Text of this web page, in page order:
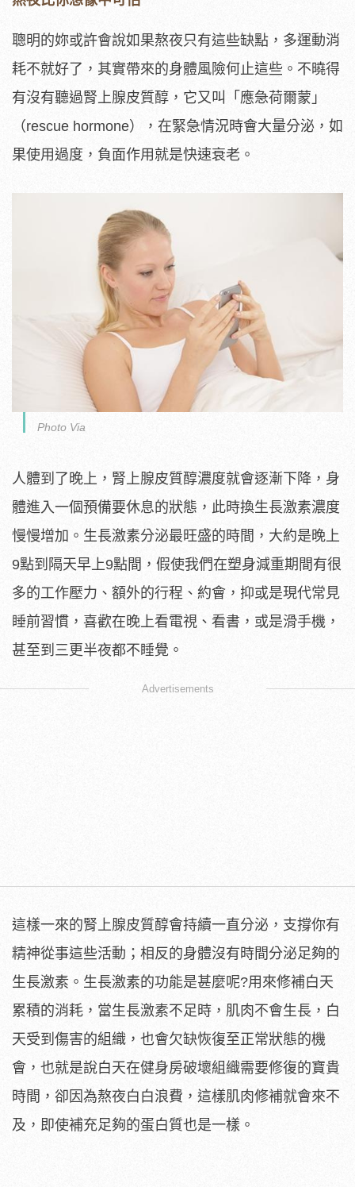
聰明的妳或許會說如果熬夜只有這些缺點，多運動消
耗不就好了，其實帶來的身體風險何止這些。不曉得
有沒有聽過腎上腺皮質醇，它又叫「應急荷爾蒙」
（rescue hormone），在緊急情況時會大量分泌，如
果使用過度，負面作用就是快速衰老。
Photo Via
人體到了晚上，腎上腺皮質醇濃度就會逐漸下降，身
體進入一個預備要休息的狀態，此時換生長激素濃度
慢慢增加。生長激素分泌最旺盛的時間，大約是晚上
9點到隔天早上9點間，假使我們在塑身減重期間有很
多的工作壓力、額外的行程、約會，抑或是現代常見
睡前習慣，喜歡在晚上看電視、看書，或是滑手機，
甚至到三更半夜都不睡覺。
Advertisements
這樣一來的腎上腺皮質醇會持續一直分泌，支撐你有
精神從事這些活動；相反的身體沒有時間分泌足夠的
生長激素。生長激素的功能是甚麼呢?用來修補白天
累積的消耗，當生長激素不足時，肌肉不會生長，白
天受到傷害的組織，也會欠缺恢復至正常狀態的機
會，也就是說白天在健身房破壞組織需要修復的寶貴
時間，卻因為熬夜白白浪費，這樣肌肉修補就會來不
及，即使補充足夠的蛋白質也是一樣。